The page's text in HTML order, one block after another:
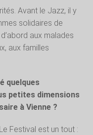
Avant le Jazz, il y
solidaires de
aux malades
aux familles
quelques
petites dimensions
à Vienne ?
Festival est un tout :